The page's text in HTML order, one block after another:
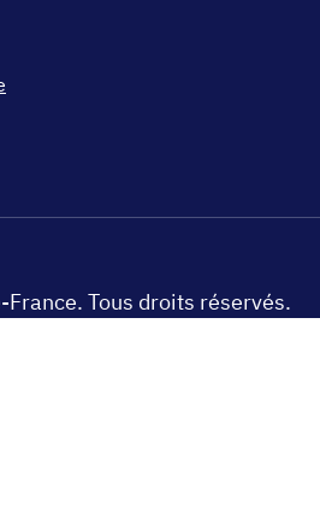
Tous droits réservés.